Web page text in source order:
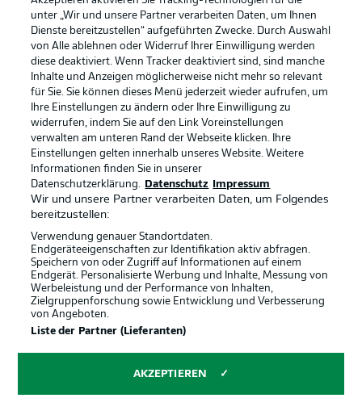
Common Ground
Mitfahrportal
BUNDESLIGA-GRUPPE
Sprachauswahl
Deutsch Anzeige Modus
Login
BUNDESLIGA APP
Offizielle Partner
unter „Wir und unsere Partner verarbeiten Daten, um Ihnen
Dienste bereitzustellen“ aufgeführten Zwecke. Durch Auswahl
von Alle ablehnen oder Widerruf Ihrer Einwilligung werden
diese deaktiviert. Wenn Tracker deaktiviert sind, sind manche
Inhalte und Anzeigen möglicherweise nicht mehr so relevant
für Sie. Sie können dieses Menü jederzeit wieder aufrufen, um
Ihre Einstellungen zu ändern oder Ihre Einwilligung zu
widerrufen, indem Sie auf den Link Voreinstellungen
verwalten am unteren Rand der Webseite klicken. Ihre
Einstellungen gelten innerhalb unseres Website. Weitere
Informationen finden Sie in unserer
Datenschutzerklärung.
Datenschutz Impressum
Wir und unsere Partner verarbeiten Daten, um Folgendes
bereitzustellen:
Verwendung genauer Standortdaten.
Endgeräteeigenschaften zur Identifikation aktiv abfragen.
Speichern von oder Zugriff auf Informationen auf einem
Endgerät. Personalisierte Werbung und Inhalte, Messung von
Werbeleistung und der Performance von Inhalten,
Zielgruppenforschung sowie Entwicklung und Verbesserung
von Angeboten.
Liste der Partner (Lieferanten)
AKZEPTIEREN